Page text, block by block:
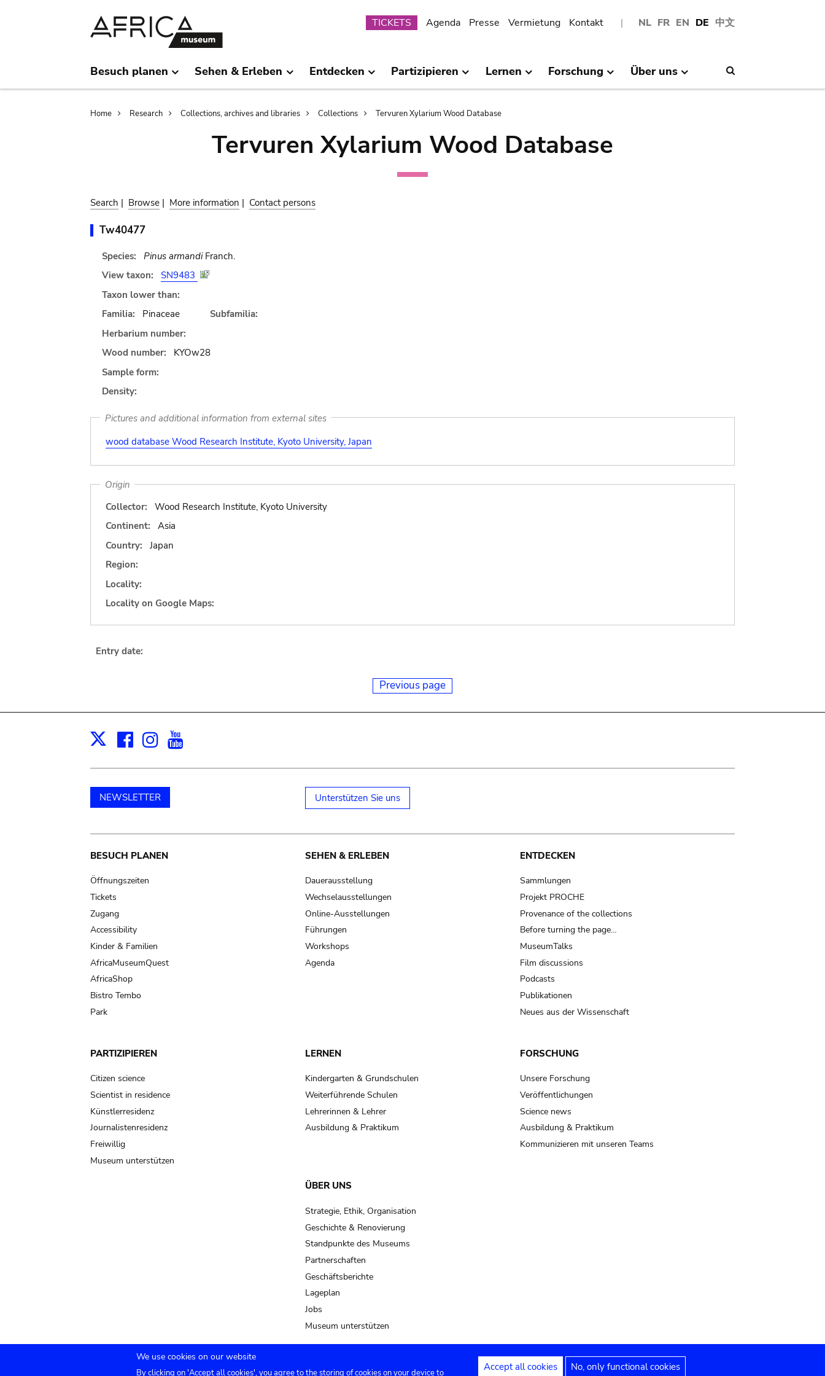
NL FR EN DE 中文
Submenu
TICKETS Agenda Presse Vermietung Kontakt
Besuch planen Sehen & Erleben Entdecken Partizipieren Lernen Forschung Über uns
Breadcrumb
Home Research Collections, archives and libraries Collections Tervuren Xylarium Wood Database
Tervuren Xylarium Wood Database
Search | Browse | More information | Contact persons
Tw40477
Species: Pinus armandiFranch.
View taxon:
SN9483
Taxon lower than:
Familia:
Pinaceae
Subfamilia:
Herbarium number:
Wood number:
KYOw28
Sample form:
Density:
Pictures and additional information from external sites
wood database Wood Research Institute, Kyoto University, Japan
Origin
Collector:
Wood Research Institute, Kyoto University
Continent:
Asia
Country:
Japan
Region:
Locality:
Locality on Google Maps:
Entry date:
Previous page
X Facebook
Instagram
NEWSLETTER Unterstützen Sie uns
Main
navigation
BESUCH PLANEN
Öffnungszeiten
Tickets
Zugang
Accessibility
Kinder & Familien
AfricaMuseumQuest
AfricaShop
Bistro Tembo
Park
SEHEN & ERLEBEN
Dauerausstellung
Wechselausstellungen
Online-Ausstellungen
Führungen
Workshops
Agenda
ENTDECKEN
Sammlungen
Projekt PROCHE
Provenance of the collections
Before turning the page…
MuseumTalks
Film discussions
Podcasts
Publikationen
Neues aus der Wissenschaft
PARTIZIPIEREN
Citizen science
Scientist in residence
Künstlerresidenz
Journalistenresidenz
Freiwillig
Museum unterstützen
LERNEN
Kindergarten & Grundschulen
Weiterführende Schulen
Lehrerinnen & Lehrer
Ausbildung & Praktikum
FORSCHUNG
Unsere Forschung
Veröffentlichungen
Science news
Ausbildung & Praktikum
Kommunizieren mit unseren Teams
ÜBER UNS
Strategie, Ethik, Organisation
Geschichte & Renovierung
Standpunkte des Museums
Partnerschaften
Geschäftsberichte
Lageplan
Jobs
Museum unterstützen
We use cookies on our website
By clicking on 'Accept all cookies', you agree to the storing of cookies on your device to Accept all cookies No, only functional cookies